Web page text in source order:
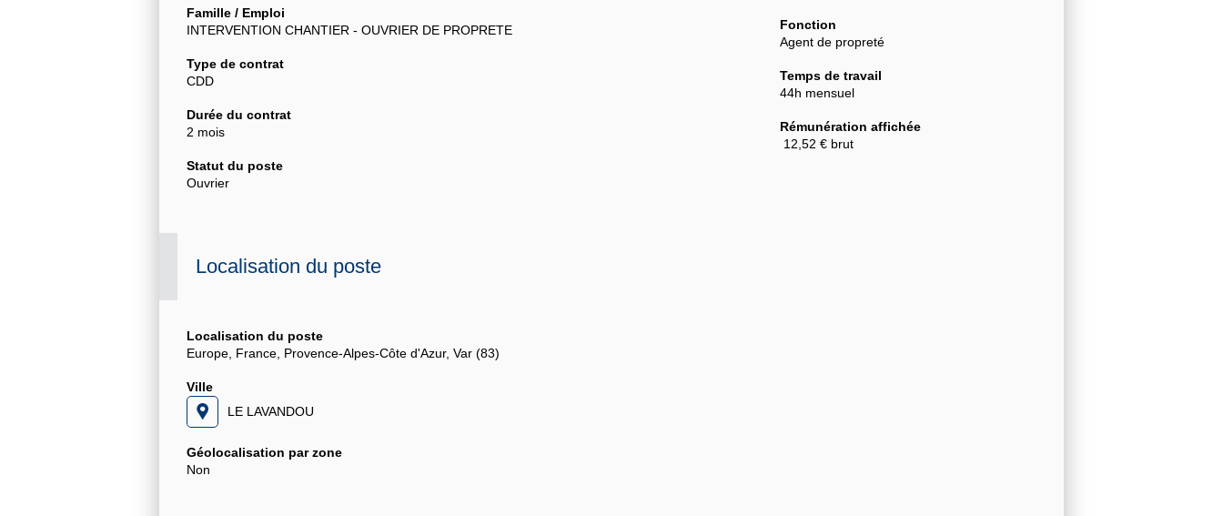
Famille / Emploi
INTERVENTION CHANTIER - OUVRIER DE PROPRETE
Type de contrat
CDD
Durée du contrat
2 mois
Statut du poste
Ouvrier
Localisation du poste
Localisation du poste
Europe, France, Provence-Alpes-Côte d'Azur, Var (83)
Ville
LE LAVANDOU
Géolocalisation par zone
Non
Fonction
Agent de propreté
Temps de travail
44h mensuel
Rémunération affichée
‎ 12,52 € brut